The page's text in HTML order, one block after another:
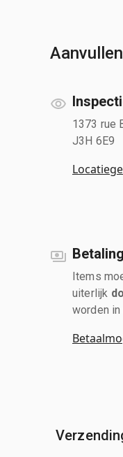
1373 rue
J3H 6E9
Items
uiterlijk
worden in